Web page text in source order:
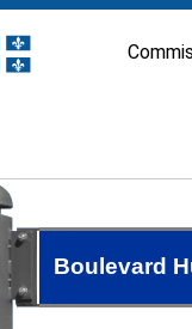
Boulevard